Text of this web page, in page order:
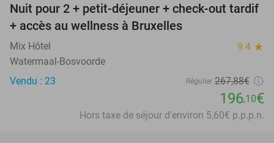
27%
Nuit pour 2 + petit-déjeuner + check-out tardif
+ accès au wellness à Bruxelles
Mix Hôtel 9.4 star
Watermaal-Bosvoorde
Vendu : 23
Régulier 267,88€
196,10€
Hors taxe de séjour d'environ 5,60€ p.p.p.n.